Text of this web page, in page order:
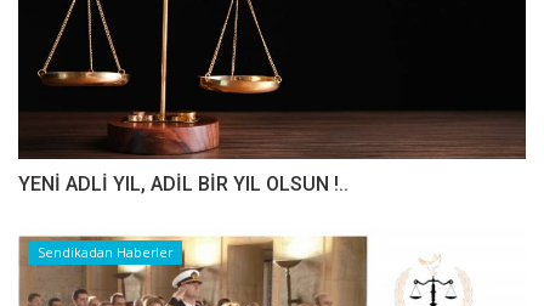
YENİ ADLİ YIL, ADİL BİR YIL OLSUN !..
Sendikadan Haberler